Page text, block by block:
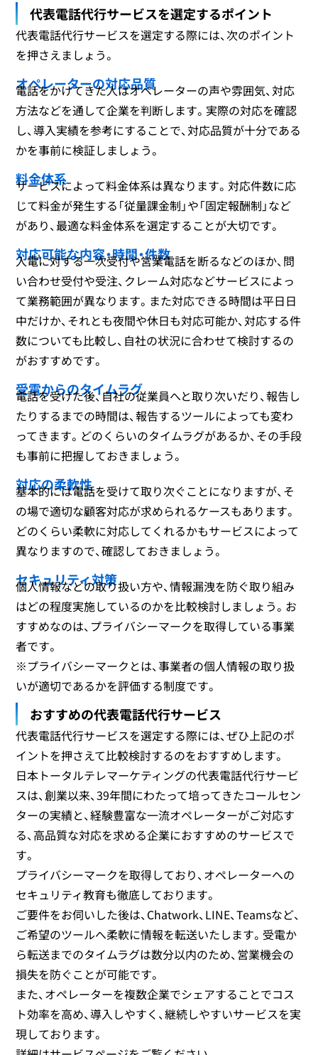
代表電話代行サービスを選定するポイント
代表電話代行サービスを選定する際には、次のポイント
を押さえましょう。
オペレーターの対応品質
電話をかけてきた人はオペレーターの声や雰囲気、対応
方法などを通して企業を判断します。実際の対応を確認
し、導入実績を参考にすることで、対応品質が十分である
かを事前に検証しましょう。
料金体系
サービスによって料金体系は異なります。対応件数に応
じて料金が発生する「従量課金制」や「固定報酬制」など
があり、最適な料金体系を選定することが大切です。
対応可能な内容・時間・件数
入電に対する一次受付や営業電話を断るなどのほか、問
い合わせ受付や受注、クレーム対応などサービスによっ
て業務範囲が異なります。また対応できる時間は平日日
中だけか、それとも夜間や休日も対応可能か、対応する件
数についても比較し、自社の状況に合わせて検討するの
がおすすめです。
受電からのタイムラグ
電話を受けた後、自社の従業員へと取り次いだり、報告し
たりするまでの時間は、報告するツールによっても変わ
ってきます。どのくらいのタイムラグがあるか、その手段
も事前に把握しておきましょう。
対応の柔軟性
基本的には電話を受けて取り次ぐことになりますが、そ
の場で適切な顧客対応が求められるケースもあります。
どのくらい柔軟に対応してくれるかもサービスによって
異なりますので、確認しておきましょう。
セキュリティ対策
個人情報などの取り扱い方や、情報漏洩を防ぐ取り組み
はどの程度実施しているのかを比較検討しましょう。お
すすめなのは、プライバシーマークを取得している事業
者です。
※プライバシーマークとは、事業者の個人情報の取り扱
いが適切であるかを評価する制度です。
おすすめの代表電話代行サービス
代表電話代行サービスを選定する際には、ぜひ上記のポ
イントを押さえて比較検討するのをおすすめします。
日本トータルテレマーケティングの代表電話代行サービ
スは、創業以来、39年間にわたって培ってきたコールセン
ターの実績と、経験豊富な一流オペレーターがご対応す
る、高品質な対応を求める企業におすすめのサービスで
す。
プライバシーマークを取得しており、オペレーターへの
セキュリティ教育も徹底しております。
ご要件をお伺いした後は、Chatwork、LINE、Teamsなど、
ご希望のツールへ柔軟に情報を転送いたします。受電か
ら転送までのタイムラグは数分以内のため、営業機会の
損失を防ぐことが可能です。
また、オペレーターを複数企業でシェアすることでコス
ト効率を高め、導入しやすく、継続しやすいサービスを実
現しております。